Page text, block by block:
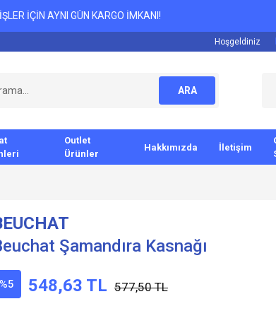
İÇİN AYNI GÜN KARGO İMKANI!
Hoşgeldiniz
ARA
Outlet
Ürünler
Hakkımızda İletişim
Şamandıra Kasnağı
%5 548,63 TL 577,50 TL